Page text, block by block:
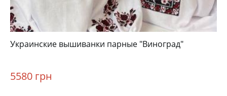
Украинские вышиванки парные "Виноград"
5580 грн